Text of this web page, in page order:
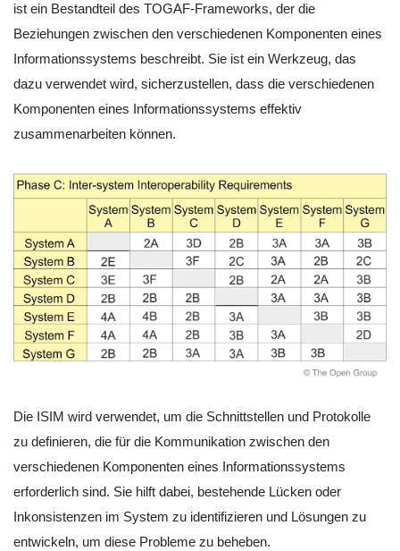
ist ein Bestandteil des TOGAF-Frameworks, der die
Beziehungen zwischen den verschiedenen Komponenten eines
Informationssystems beschreibt. Sie ist ein Werkzeug, das
dazu verwendet wird, sicherzustellen, dass die verschiedenen
Komponenten eines Informationssystems effektiv
zusammenarbeiten können.
Die ISIM wird verwendet, um die Schnittstellen und Protokolle
zu definieren, die für die Kommunikation zwischen den
verschiedenen Komponenten eines Informationssystems
erforderlich sind. Sie hilft dabei, bestehende Lücken oder
Inkonsistenzen im System zu identifizieren und Lösungen zu
entwickeln, um diese Probleme zu beheben.